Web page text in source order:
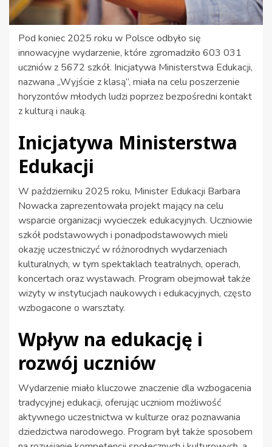
Pod koniec 2025 roku w Polsce odbyło się
innowacyjne wydarzenie, które zgromadziło 603 031
uczniów z 5672 szkół. Inicjatywa Ministerstwa Edukacji,
nazwana „Wyjście z klasą”, miała na celu poszerzenie
horyzontów młodych ludzi poprzez bezpośredni kontakt
z kulturą i nauką.
Inicjatywa Ministerstwa
Edukacji
W październiku 2025 roku, Minister Edukacji Barbara
Nowacka zaprezentowała projekt mający na celu
wsparcie organizacji wycieczek edukacyjnych. Uczniowie
szkół podstawowych i ponadpodstawowych mieli
okazję uczestniczyć w różnorodnych wydarzeniach
kulturalnych, w tym spektaklach teatralnych, operach,
koncertach oraz wystawach. Program obejmował także
wizyty w instytucjach naukowych i edukacyjnych, często
wzbogacone o warsztaty.
Wpływ na edukację i
rozwój uczniów
Wydarzenie miało kluczowe znaczenie dla wzbogacenia
tradycyjnej edukacji, oferując uczniom możliwość
aktywnego uczestnictwa w kulturze oraz poznawania
dziedzictwa narodowego. Program był także sposobem